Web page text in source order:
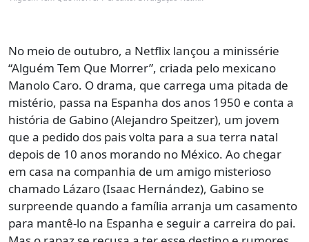
No meio de outubro, a Netflix lançou a minissérie
“Alguém Tem Que Morrer”, criada pelo mexicano
Manolo Caro. O drama, que carrega uma pitada de
mistério, passa na Espanha dos anos 1950 e conta a
história de Gabino (Alejandro Speitzer), um jovem
que a pedido dos pais volta para a sua terra natal
depois de 10 anos morando no México. Ao chegar
em casa na companhia de um amigo misterioso
chamado Lázaro (Isaac Hernández), Gabino se
surpreende quando a família arranja um casamento
para mantê-lo na Espanha e seguir a carreira do pai.